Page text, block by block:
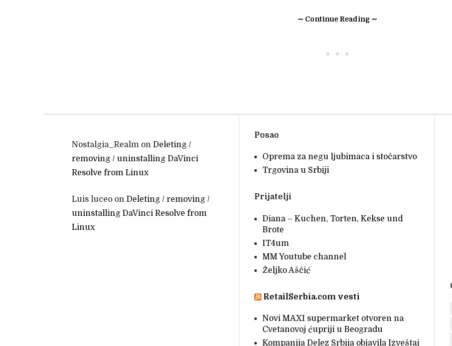
∼ Continue Reading ∼
• • •
Nostalgia_Realm on Deleting /
removing / uninstalling DaVinci
Resolve from Linux
Luis luceo on Deleting / removing /
uninstalling DaVinci Resolve from
Linux
Posao
Oprema za negu ljubimaca i stočarstvo
Trgovina u Srbiji
Prijatelji
Diana – Kuchen, Torten, Kekse und
Brote
IT4um
MM Youtube channel
Željko Aščić
RetailSerbia.com vesti
Novi MAXI supermarket otvoren na
Cvetanovoj ćupriji u Beogradu
Kompanija Delez Srbija objavila Izveštaj